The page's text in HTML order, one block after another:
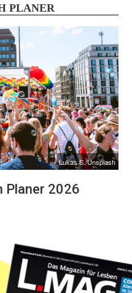
PLANER
Lukas S./Unsplash
Planer 2026